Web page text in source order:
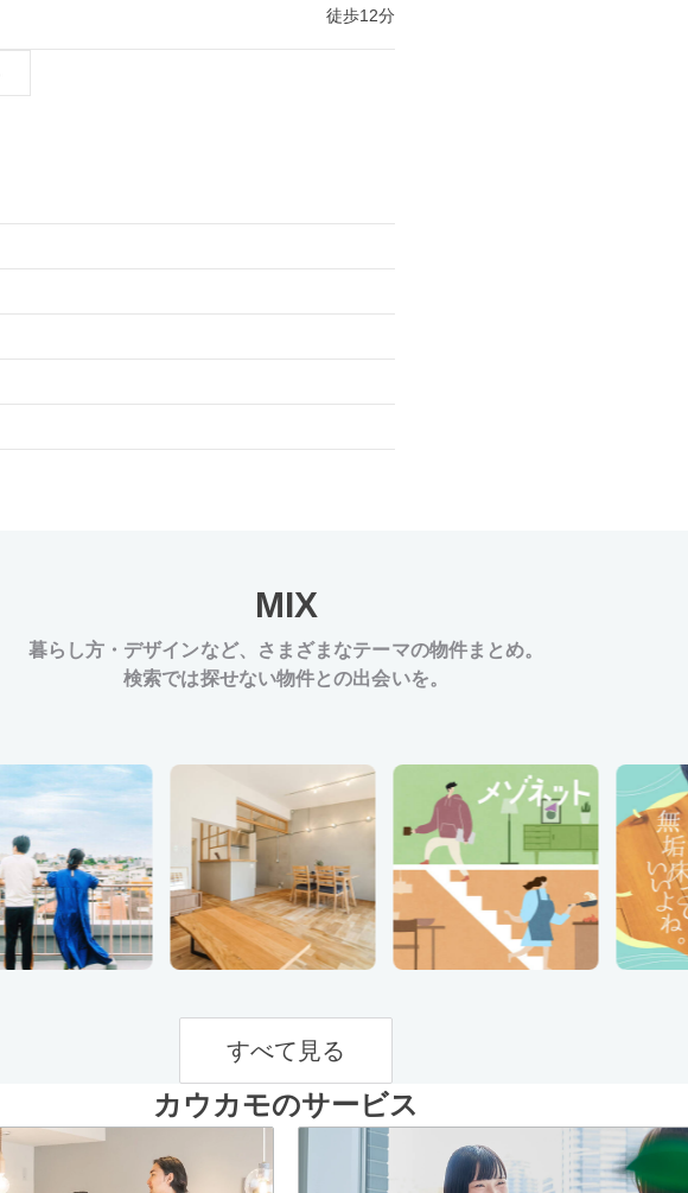
徒歩12分
MIX
暮らし方・デザインなど、
さまざまなテーマの物件まとめ。
検索では探せない物件との出会いを。
すべて見る
カウカモのサービス